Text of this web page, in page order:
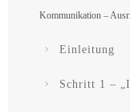
Kommunikation –
Einleitung
Schritt 1 –